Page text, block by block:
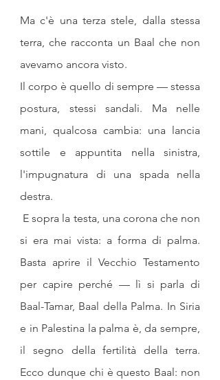
Ma c'è una terza stele, dalla stessa
terra, che racconta un Baal che non
avevamo ancora visto.
Il corpo è quello di sempre — stessa
postura, stessi sandali. Ma nelle
mani, qualcosa cambia: una lancia
sottile e appuntita nella sinistra,
l'impugnatura di una spada nella
destra.
si era mai vista: a forma di palma.
Basta aprire il Vecchio Testamento
per capire perché — lì si parla di
Baal-Tamar, Baal della Palma. In Siria
e in Palestina la palma è, da sempre,
il segno della fertilità della terra.
Ecco dunque chi è questo Baal: non